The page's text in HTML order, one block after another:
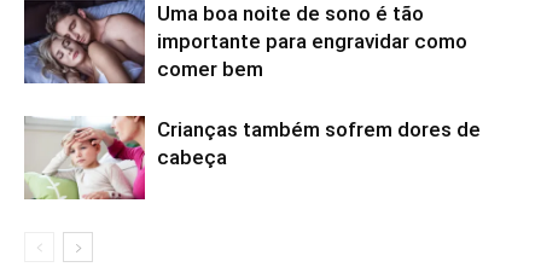
Uma boa noite de sono é tão
importante para engravidar como
comer bem
Crianças também sofrem dores de
cabeça